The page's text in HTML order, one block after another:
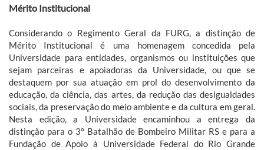
Mérito Institucional
Considerando o Regimento Geral da FURG, a distinção de
Mérito Institucional é uma homenagem concedida pela
Universidade para entidades, organismos ou instituições que
sejam parceiras e apoiadoras da Universidade, ou que se
destaquem por sua atuação em prol do desenvolvimento da
educação, da ciência, das artes, da redução das desigualdades
sociais, da preservação do meio ambiente e da cultura em geral.
Nesta edição, a Universidade encaminhou a entrega da
distinção para o 3º Batalhão de Bombeiro Militar RS e para a
Fundação de Apoio à Universidade Federal do Rio Grande